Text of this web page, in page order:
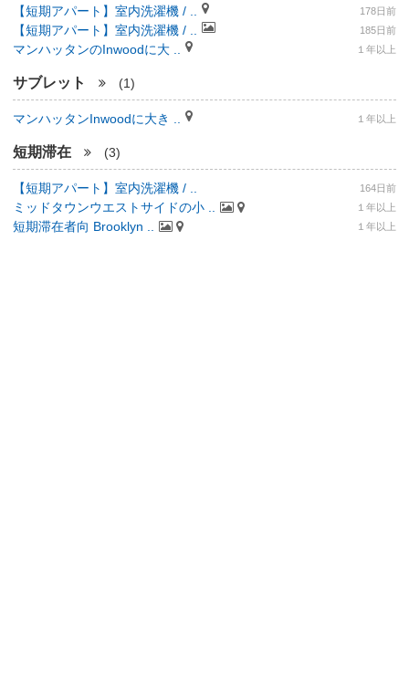
【短期アパート】室内洗濯機 / .. 178日前
【短期アパート】室内洗濯機 / .. 185日前
マンハッタンのInwoodに大 .. １年以上
サブレット (1)
マンハッタンInwoodに大き .. １年以上
短期滞在 (3)
【短期アパート】室内洗濯機 / .. 164日前
ミッドタウンウエストサイドの小 .. １年以上
短期滞在者向 Brooklyn .. １年以上